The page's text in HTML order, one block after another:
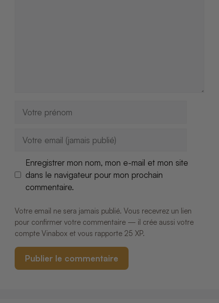
mail
Enregistrer mon nom, mon e-mail et mon site
dans le navigateur pour mon prochain
commentaire.
Votre email ne sera jamais publié. Vous recevrez un lien
pour confirmer votre commentaire — il crée aussi votre
compte Vinabox et vous rapporte 25 XP.